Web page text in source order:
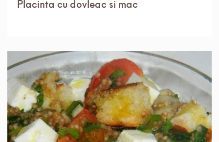
Placinta cu dovleac si mac
IN 1 ORA. MEDIU 8 PORTII